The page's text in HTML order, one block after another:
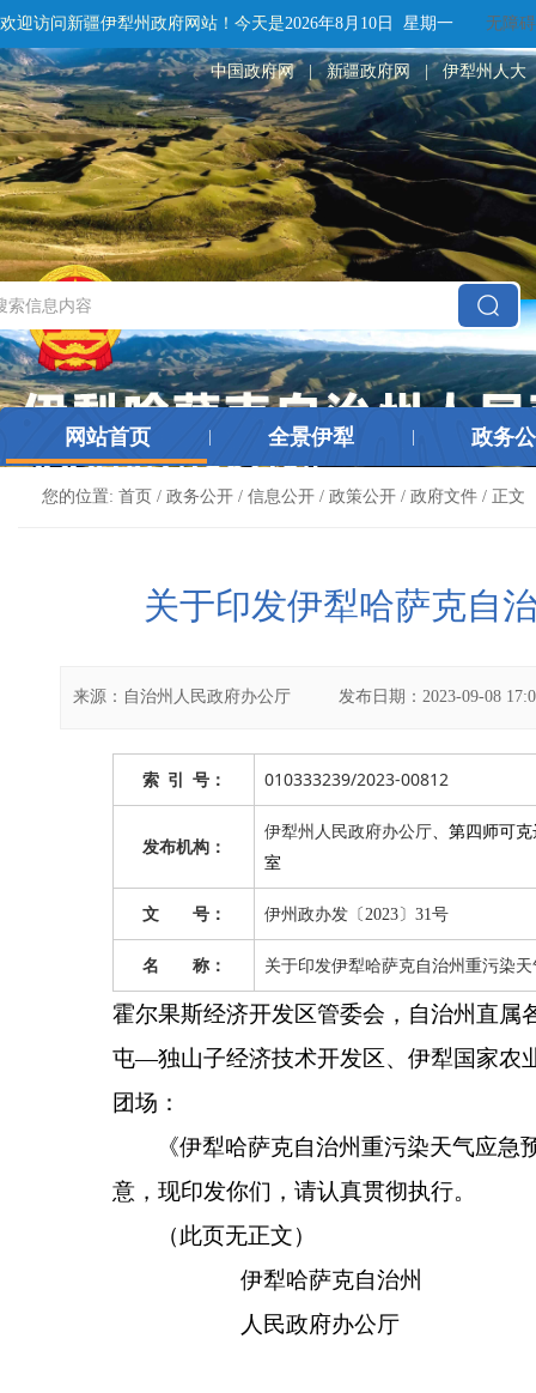
欢迎访问新疆伊犁州政府网站！ 今天是2026年8月10日 星期一 无障碍
中国政府网 | 新疆政府网 | 伊犁州人大
网站首页 全景伊犁 政务
您的位置: 首页 / 政务公开 / 信息公开 / 政策公开 / 政府文件 / 正文
关于印发伊犁哈萨克自
来源： 自治州人民政府办公厅 发布日期： 2023-09-08
索 引 号： 010333239/2023-00812
发布机构：
伊犁州人民政府办公厅
第四师可
室
文 号： 伊州政办发〔2023〕31号
名 称： 关于印发伊犁哈萨克自治州重污染
霍尔果斯经济开发区管委会，自治州直属
屯—独山子经济技术开发区、伊犁国家农
团场 ：
《伊犁哈萨克自治州重污染天气应急
意 ， 现印发你们，请认真贯彻执行。
（此页无正文）
伊犁哈
人民政